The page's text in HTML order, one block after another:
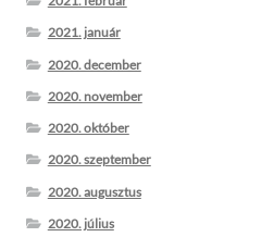
2021. január
2020. december
2020. november
2020. október
2020. szeptember
2020. augusztus
2020. július